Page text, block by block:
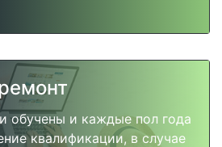
обучены и каждые пол года
квалификации, в случае